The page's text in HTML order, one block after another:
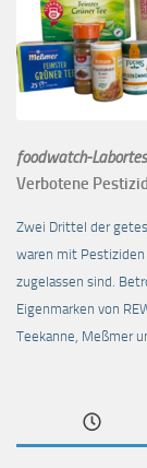
foodwatch-
Verbotene
Zwei Drittel der
waren mit
zugelassen sind.
Eigenmarken von
Teekanne, Meßmer